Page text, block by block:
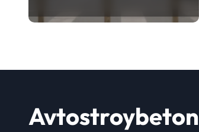
на крупных
Avtostroybeton